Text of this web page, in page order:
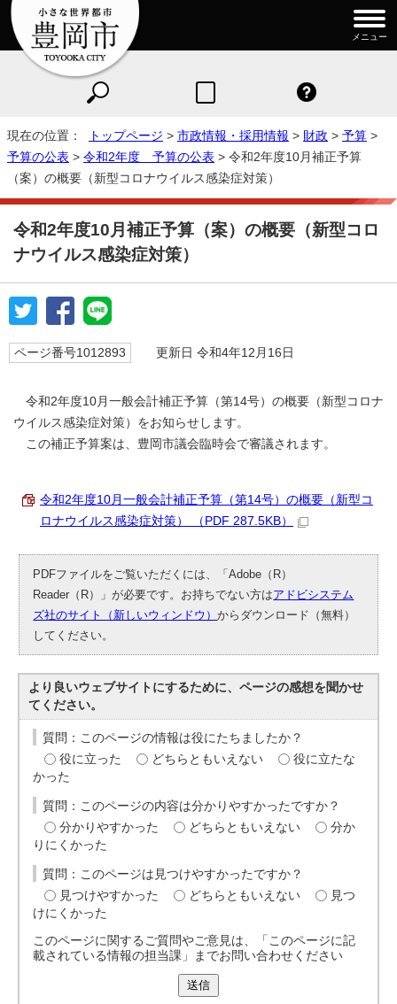
メニュー
現在の位置： トップページ > 市政情報・採用情報 > 財政 > 予算 >
予算の公表 > 令和2年度 予算の公表 > 令和2年度10月補正予算
（案）の概要（新型コロナウイルス感染症対策）
令和2年度10月補正予算（案）の概要（新型コロ
ナウイルス感染症対策）
ページ番号1012893 更新日 令和4年12月16日
令和2年度10月一般会計補正予算（第14号）の概要（新型コロナ
ウイルス感染症対策）をお知らせします。
この補正予算案は、豊岡市議会臨時会で審議されます。
令和2年度10月一般会計補正予算（第14号）の概要（新型コ
ロナウイルス感染症対策） （PDF 287.5KB）
PDFファイルをご覧いただくには、「Adobe（R）
Reader（R）」が必要です。お持ちでない方はアドビシステム
ズ社のサイト（新しいウィンドウ）からダウンロード（無料）
してください。
より良いウェブサイトにするために、ページの感想を聞かせ
てください。
質問：このページの情報は役にたちましたか？
役に立った
どちらともいえない
役に立たな
かった
質問：このページの内容は分かりやすかったですか？
分かりやすかった
どちらともいえない
分か
りにくかった
質問：このページは見つけやすかったですか？
見つけやすかった
どちらともいえない
見つ
けにくかった
このページに関するご質問やご意見は、「このページに記
載されている情報の担当課」までお問い合わせください
送信